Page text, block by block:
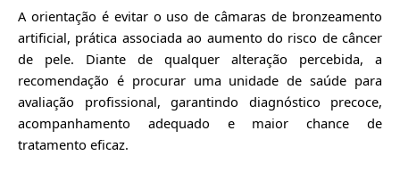
A orientação é evitar o uso de câmaras de bronzeamento
artificial, prática associada ao aumento do risco de câncer
de pele. Diante de qualquer alteração percebida, a
recomendação é procurar uma unidade de saúde para
avaliação profissional, garantindo diagnóstico precoce,
acompanhamento adequado e maior chance de
tratamento eficaz.